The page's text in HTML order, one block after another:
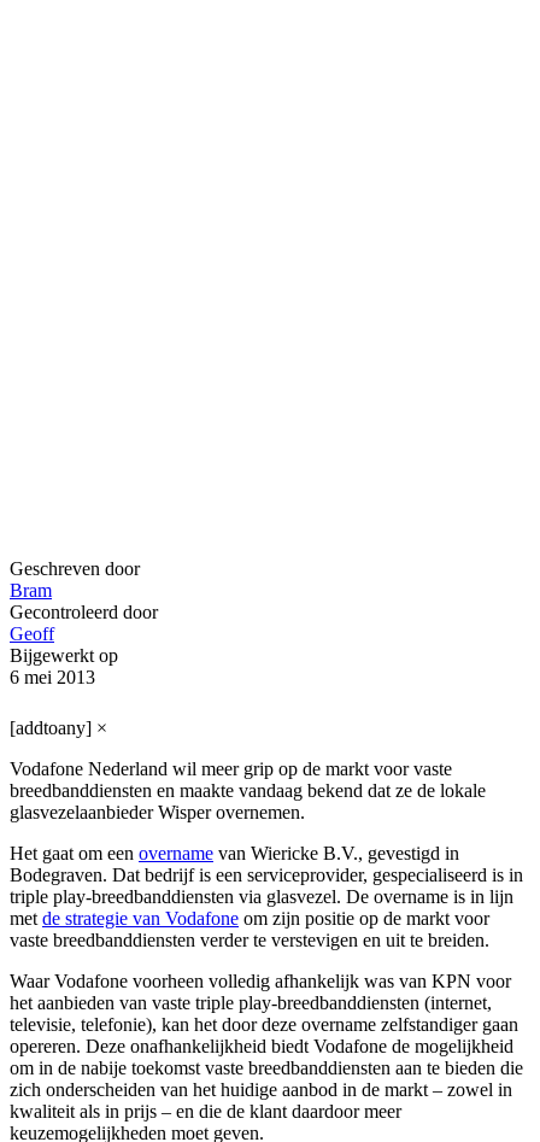
Geschreven door
Bram
Gecontroleerd door
Geoff
Bijgewerkt op
6 mei 2013
[addtoany] ×
Vodafone Nederland wil meer grip op de markt voor vaste
breedbanddiensten en maakte vandaag bekend dat ze de lokale
glasvezelaanbieder Wisper overnemen.
Het gaat om een overname van Wiericke B.V., gevestigd in
Bodegraven. Dat bedrijf is een serviceprovider, gespecialiseerd is in
triple play-breedbanddiensten via glasvezel. De overname is in lijn
metde strategie van Vodafone om zijn positie op de markt voor
vaste breedbanddiensten verder te verstevigen en uit te breiden.
Waar Vodafone voorheen volledig afhankelijk was van KPN voor
het aanbieden van vaste triple play-breedbanddiensten (internet,
televisie, telefonie), kan het door deze overname zelfstandiger gaan
opereren. Deze onafhankelijkheid biedt Vodafone de mogelijkheid
om in de nabije toekomst vaste breedbanddiensten aan te bieden die
zich onderscheiden van het huidige aanbod in de markt – zowel in
kwaliteit als in prijs – en die de klant daardoor meer
keuzemogelijkheden moet geven.